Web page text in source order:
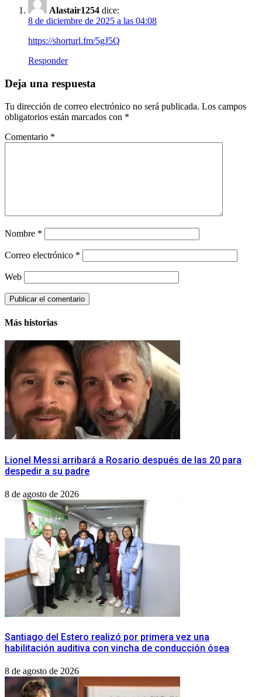
Alastair1254 dice:
8 de diciembre de 2025 a las 04:08
https://shorturl.fm/5gJ5Q
Responder
Deja una respuesta
Tu dirección de correo electrónico no será publicada. Los campos
obligatorios están marcados con *
Comentario *
Nombre *
Correo electrónico *
Web
Más historias
Lionel Messi arribará a Rosario después de las 20 para
despedir a su padre
8 de agosto de 2026
​Santiago del Estero realizó por primera vez una
habilitación auditiva con vincha de conducción ósea
8 de agosto de 2026